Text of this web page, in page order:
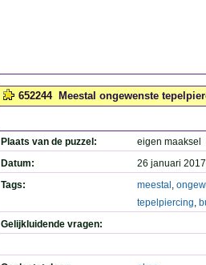
652244 Meestal ongewenste
Plaats van de puzzel:
eigen maaksel
Datum:
26 januari
Tags:
meestal ,
tepelpiercing,
Gelijkluidende vragen: